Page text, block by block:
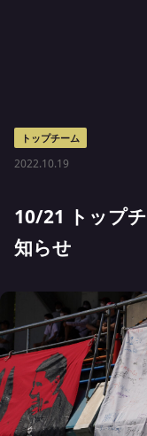
トップチーム
2022.10.19
10/21 トップ
知らせ